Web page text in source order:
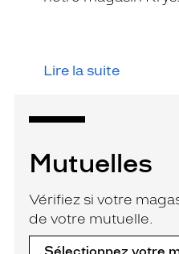
Lire la suite
Mutuelles
Vérifiez si votre
de votre mutuelle.